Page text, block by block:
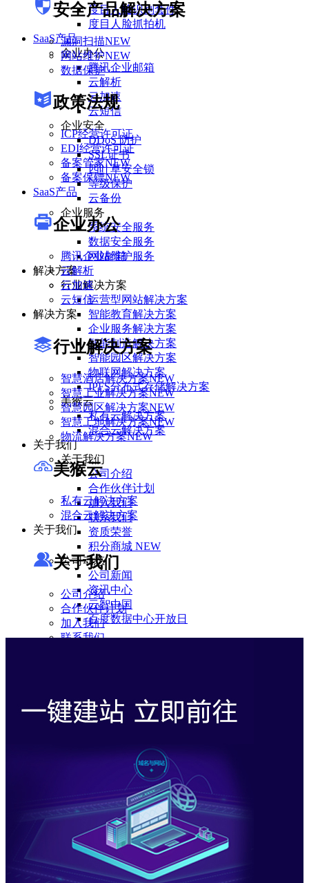
安全产品解决方案
漏洞扫描NEW
网站维护NEW
数据保护
政策法规
ICP经营许可证
EDI经营许可证
备案管家NEW
备案保镖NEW
SaaS产品
企业办公
腾讯企业邮箱
云解析
云加速
云短信
解决方案
行业解决方案
智慧酒店解决方案NEW
智慧工业解决方案NEW
智慧园区解决方案NEW
智慧工地解决方案NEW
物流解决方案NEW
美猴云
私有云解决方案
混合云解决方案
关于我们
关于我们
公司介绍
合作伙伴计划
加入我们
联系我们
公司动态
百度数据中心开放日NEW
在线咨询
咨询热线：132-7938-8588
帮助中心
登录
度目人脸识别套件
度目人脸抓拍机
SaaS产品
企业办公
腾讯企业邮箱
云解析
云加速
云短信
企业安全
DDoS 防护
SSL证书
四叶草安全锁
等级保护
云备份
企业服务
系统安全服务
数据安全服务
网站维护服务
解决方案
行业解决方案
运营型网站解决方案
智能教育解决方案
企业服务解决方案
智能制造解决方案
智能园区解决方案
物联网解决方案
IPFS分布式存储解决方案
美猴云
私有云解决方案
混合云解决方案
关于我们
关于我们
公司介绍
合作伙伴计划
加入我们
联系我们
资质荣誉
积分商城 NEW
公司动态
公司新闻
资讯中心
云智中国
百度数据中心开放日